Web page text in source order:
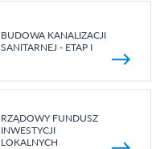
BUDOWA KANALIZACJI
SANITARNEJ - ETAP I
RZĄDOWY FUNDUSZ
INWESTYCJI
LOKALNYCH